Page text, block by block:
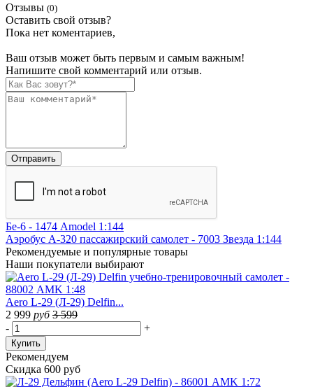
Отзывы (0)
Оставить свой отзыв?
Пока нет коментариев,
Ваш отзыв может быть первым и самым важным!
Напишите свой комментарий или отзыв.
Бе-6 - 1474 Amodel 1:144
Аэробус А-320 пассажирский самолет - 7003 Звезда 1:144
Рекомендуемые и популярные товары
Наши покупатели выбирают
Aero L-29 (Л-29) Delfin...
2 999 руб 3 599
-
+
Купить
Рекомендуем
Скидка 600 руб